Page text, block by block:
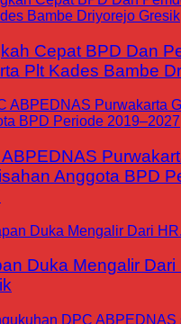
Cepat BPD Dan
Plt Kades Bambe
Anggota BPD
Duka Mengalir Dari